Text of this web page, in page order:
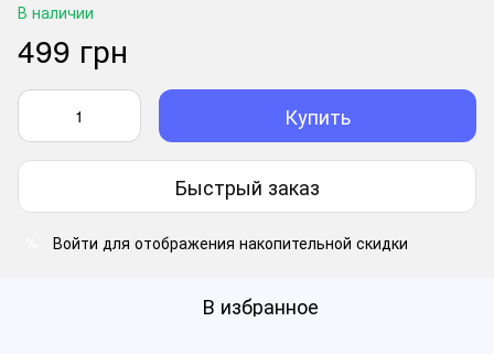
В наличии
499 грн
Купить
Быстрый заказ
Войти для отображения накопительной скидки
В избранное